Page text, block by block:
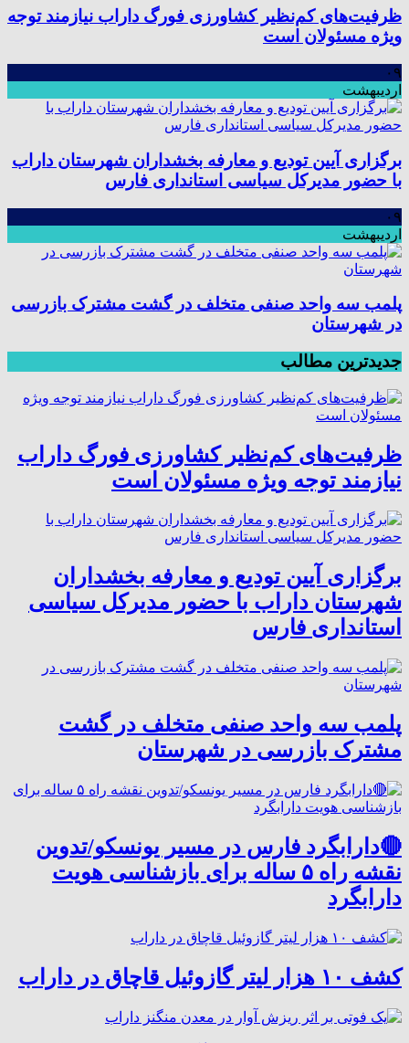
ظرفیت‌های کم‌نظیر کشاورزی فورگ داراب نیازمند توجه
ویژه مسئولان است
۰۹
اردیبهشت
برگزاری آیین تودیع و معارفه بخشداران شهرستان داراب
با حضور مدیرکل سیاسی استانداری فارس
۰۹
اردیبهشت
پلمب سه واحد صنفی متخلف در گشت مشترک بازرسی
در شهرستان
جدیدترین مطالب
ظرفیت‌های کم‌نظیر کشاورزی فورگ داراب
نیازمند توجه ویژه مسئولان است
برگزاری آیین تودیع و معارفه بخشداران
شهرستان داراب با حضور مدیرکل سیاسی
استانداری فارس
پلمب سه واحد صنفی متخلف در گشت
مشترک بازرسی در شهرستان
🔴دارابگرد فارس در مسیر یونسکو/تدوین
نقشه راه ۵ ساله برای بازشناسی هویت
دارابگرد
کشف ۱۰ هزار لیتر گازوئیل قاچاق در داراب